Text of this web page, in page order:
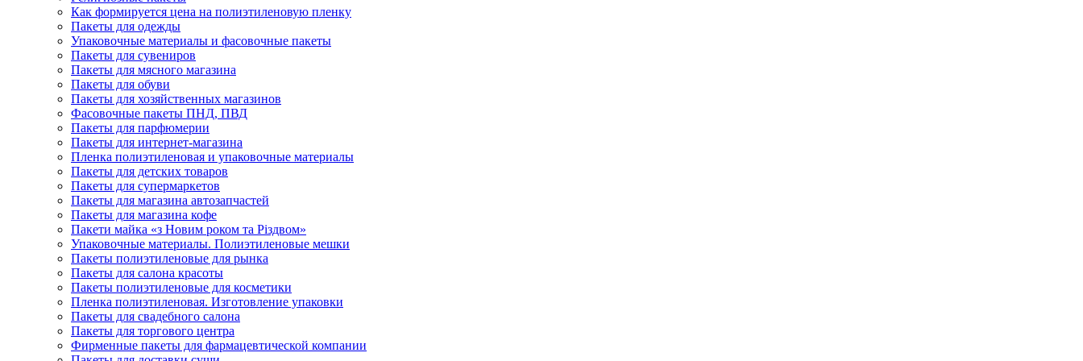
Как формируется цена на полиэтиленовую пленку
Пакеты для одежды
Упаковочные материалы и фасовочные пакеты
Пакеты для сувениров
Пакеты для мясного магазина
Пакеты для обуви
Пакеты для хозяйственных магазинов
Фасовочные пакеты ПНД, ПВД
Пакеты для парфюмерии
Пакеты для интернет-магазина
Пленка полиэтиленовая и упаковочные материалы
Пакеты для детских товаров
Пакеты для супермаркетов
Пакеты для магазина автозапчастей
Пакеты для магазина кофе
Пакети майка «з Новим роком та Різдвом»
Упаковочные материалы. Полиэтиленовые мешки
Пакеты полиэтиленовые для рынка
Пакеты для салона красоты
Пакеты полиэтиленовые для косметики
Пленка полиэтиленовая. Изготовление упаковки
Пакеты для свадебного салона
Пакеты для торгового центра
Фирменные пакеты для фармацевтической компании